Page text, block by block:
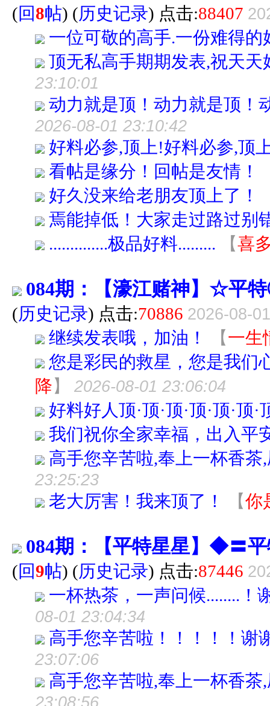
(回8帖) (历史记录) 点击:88407
一位可敬的高手.一份难得的
顶无私高手期期发表,祝天
23:10:01
动力就是顶！动力就是顶！
2026-08-01 23:10:42
好料必参,顶上!好料必参,顶
看帖是缘分！回帖是友情！
好久没来给老朋友顶上了！
焉能掉低！大家走过路过别
..............极品好料.........
【喜
084期：【濠江赌神】☆平
(历史记录) 点击:70886 2026-08-
继续发表哦，加油！ 【一生
您是彩民的救星，您是我们
降】 2026-08-01 23:06:04
好料好人顶·顶·顶·顶·顶·顶·
我们祝你全家幸福，出入平
高手您辛苦啦,奉上一杯香茶
23:25:23
老大厉害！我来顶了！ 【你
084期：【平特星星】◆〓
(回9帖) (历史记录) 点击:87446
一杯热茶，一声问候........！
08-01 23:04:34
高手您辛苦啦！！！！！谢
23:07:06
高手您辛苦啦,奉上一杯香茶
23:08:56